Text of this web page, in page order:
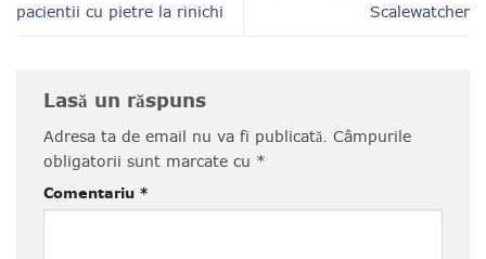
pacientii cu pietre la rinichi
Scalewatcher
Lasă un răspuns
Adresa ta de email nu va fi publicată. Câmpurile
obligatorii sunt marcate cu *
Comentariu *